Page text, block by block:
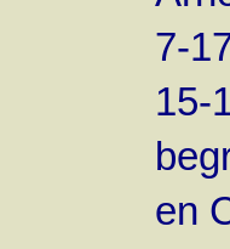
7-
15-
en